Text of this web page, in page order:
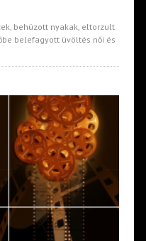
behúzott nyakak, eltorzult
belefagyott üvöltés női és